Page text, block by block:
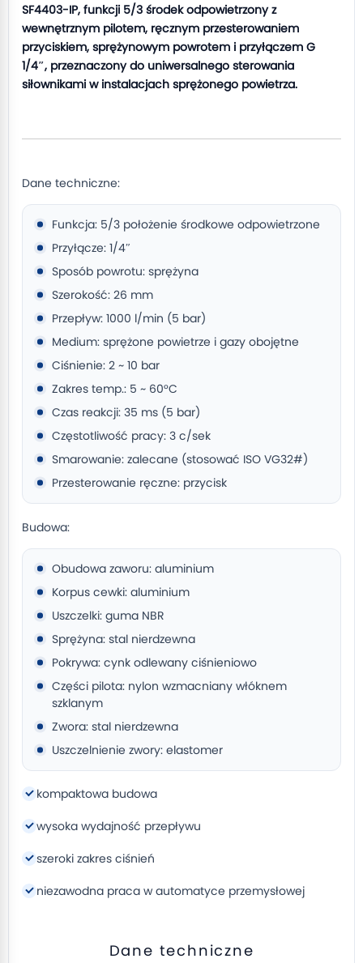
SF4403-IP, funkcji 5/3 środek odpowietrzony z
wewnętrznym pilotem, ręcznym przesterowaniem
przyciskiem, sprężynowym powrotem i przyłączem G
1/4″, przeznaczony do uniwersalnego sterowania
siłownikami w instalacjach sprężonego powietrza.
Dane techniczne:
Funkcja: 5/3 położenie środkowe odpowietrzone
Przyłącze: 1/4″
Sposób powrotu: sprężyna
Szerokość: 26 mm
Przepływ: 1000 l/min (5 bar)
Medium: sprężone powietrze i gazy obojętne
Ciśnienie: 2 ~ 10 bar
Zakres temp.: 5 ~ 60°C
Czas reakcji: 35 ms (5 bar)
Częstotliwość pracy: 3 c/sek
Smarowanie: zalecane (stosować ISO VG32#)
Przesterowanie ręczne: przycisk
Budowa:
Obudowa zaworu: aluminium
Korpus cewki: aluminium
Uszczelki: guma NBR
Sprężyna: stal nierdzewna
Pokrywa: cynk odlewany ciśnieniowo
Części pilota: nylon wzmacniany włóknem
szklanym
Zwora: stal nierdzewna
Uszczelnienie zwory: elastomer
kompaktowa budowa
wysoka wydajność przepływu
szeroki zakres ciśnień
niezawodna praca w automatyce przemysłowej
Dane techniczne